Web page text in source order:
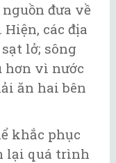
đưa về
các địa
lở; sông
hơn vì nước
ăn hai bên
khắc phục
lại quá trình